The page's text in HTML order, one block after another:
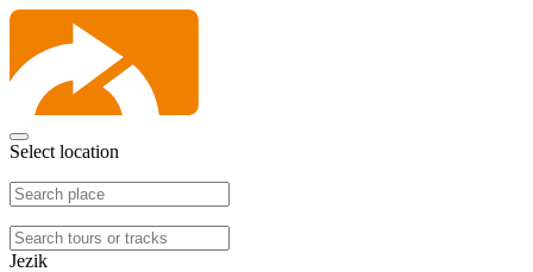
Select location
Jezik